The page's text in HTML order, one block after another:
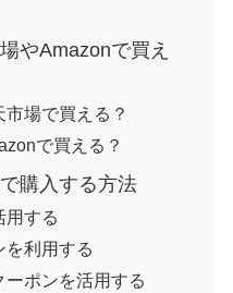
やAmazonで買え
場で買える？
で買える？
購入する方法
用する
を利用する
ポンを活用する